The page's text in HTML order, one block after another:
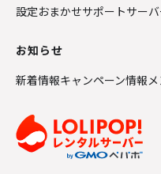
設定おまかせサポートサー
お知らせ
新着情報キャンペーン情報